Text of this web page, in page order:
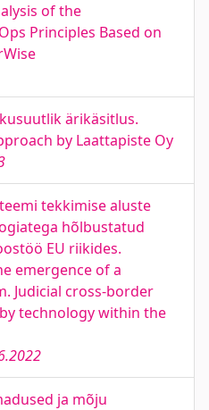
of the
Principles Based on
ärikäsitlus.
by Laattapiste Oy
tekkimise aluste
hõlbustatud
EU riikides.
emergence of a
Judicial cross-border
technology within the
ja mõju